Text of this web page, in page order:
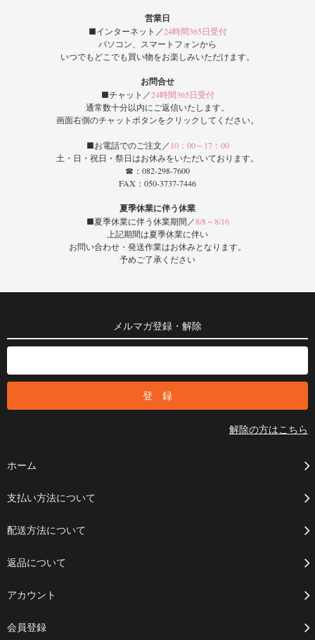
営業日
■インターネット／24時間365日受付
パソコン、スマートフォンから
いつでもどこでも買い物をお楽しみいただけます。
お問合せ
■チャット／24時間365日受付
通常数十分以内にご返信いたします。
画面右側のチャットボタンをクリックしてください。
■お電話でのご注文／ 10：00～17：00
土・日・祝日・祭日はお休みをいただいております。
☎：082-298-7600
FAX：050-3737-7446
夏季休業に伴う休業
■夏季休業に伴う休業期間／8/8～8/16
上記期間は夏季休業に伴い
お問い合わせ・発送作業はお休みとなります。
予めご了承ください
メルマガ登録・解除
解除の方はこちら
ホーム
支払い方法について
配送方法について
返品について
アカウント
会員登録